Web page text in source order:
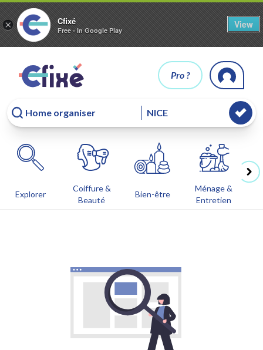
× Cfixé
Free - In Google Play
View
Pro ?
Explorer
Coiffure &
Beauté
Bien-être
Ménage &
Entretien